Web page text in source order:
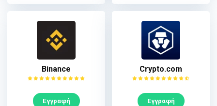
Binance
Εγγραφή
Crypto.com
Εγγραφή